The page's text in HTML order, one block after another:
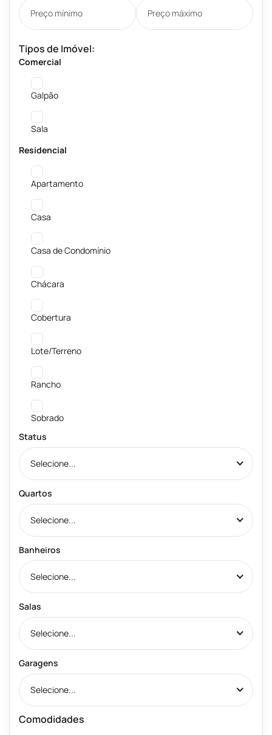
Tipos de Imóvel:
Comercial
Galpão
Sala
Residencial
Apartamento
Casa
Casa de Condomínio
Chácara
Cobertura
Lote/Terreno
Rancho
Sobrado
Status
Selecione...
Quartos
Selecione...
Banheiros
Selecione...
Salas
Selecione...
Garagens
Selecione...
Comodidades